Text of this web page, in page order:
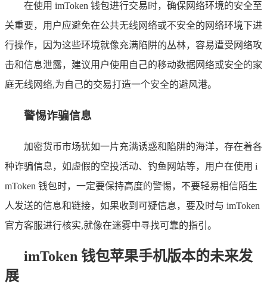
在使用 imToken 钱包进行交易时，确保网络环境的安全至
关重要，用户应避免在公共无线网络或不安全的网络环境下进
行操作，因为这些环境就像充满陷阱的丛林，容易遭受网络攻
击和信息泄露，建议用户使用自己的移动数据网络或安全的家
庭无线网络,为自己的交易打造一个安全的避风港。
警惕诈骗信息
加密货币市场犹如一片充满诱惑和陷阱的海洋，存在着各
种诈骗信息，如虚假的空投活动、钓鱼网站等，用户在使用 i
mToken 钱包时，一定要保持高度的警惕，不要轻易相信陌生
人发送的信息和链接，如果收到可疑信息，要及时与 imToken
官方客服进行核实,就像在迷雾中寻找可靠的指引。
imToken 钱包苹果手机版本的未来发
展